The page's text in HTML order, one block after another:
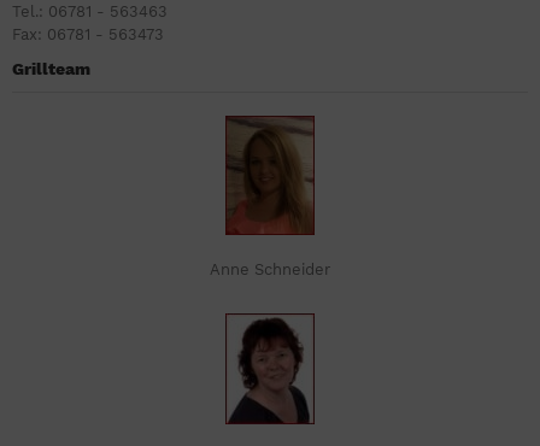
Tel.: 06781 - 563463
Fax: 06781 - 563473
Grillteam
Anne Schneider